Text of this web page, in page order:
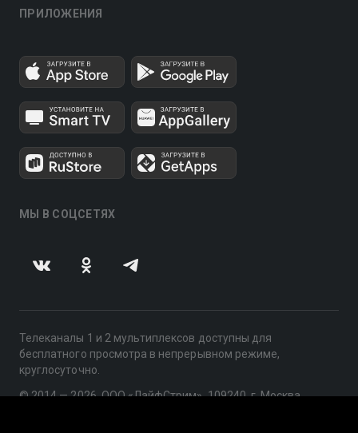
ПРИЛОЖЕНИЯ
МЫ В СОЦСЕТЯХ
Телеканалы 1 и 2 мультиплексов доступны для
бесплатного просмотра в непрерывном режиме,
круглосуточно.
© 2014 — 2026, ООО «ЛайфСтрим», 109240, г. Москва,